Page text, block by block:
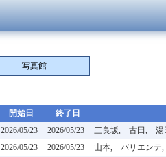
写真館
開始日 終了日
2026/05/23 2026/05/23 三良坂, 古田, 湯
2026/05/23 2026/05/23 山本, バリエン